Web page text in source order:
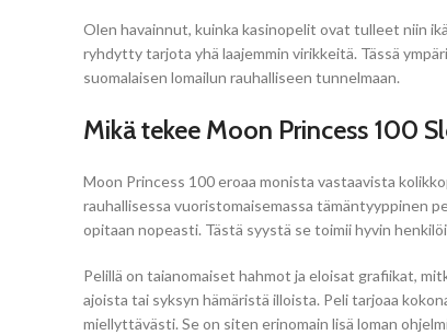
Olen havainnut, kuinka kasinopelit ovat tulleet niin
ryhdytty tarjota yhä laajemmin virikkeitä. Tässä
suomalaisen lomailun rauhalliseen tunnelmaan.
Mikä tekee Moon Princess 100
Moon Princess 100 eroaa monista vastaavista
rauhallisessa vuoristomaisemassa tämäntyyppinen
opitaan nopeasti. Tästä syystä se toimii hyvin
Pelillä on taianomaiset hahmot ja eloisat grafiikat,
ajoista tai syksyn hämäristä illoista. Peli tarjoaa
miellyttävästi. Se on siten erinomain lisä loman